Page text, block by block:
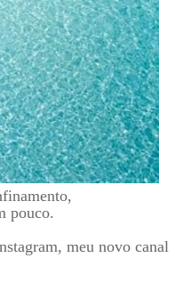
pouco.
meu novo canal